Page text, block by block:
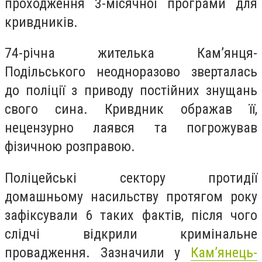
кривдників.
74-річна жителька Кам’янця-
Подільського неодноразово зверталась
до поліції з приводу постійних знущань
свого сина. Кривдник ображав її,
нецензурно лаявся та погрожував
фізичною розправою.
Поліцейські сектору протидії
домашньому насильству протягом року
зафіксували 6 таких фактів, після чого
слідчі відкрили кримінальне
провадження. Зазначили у Кам’янець-